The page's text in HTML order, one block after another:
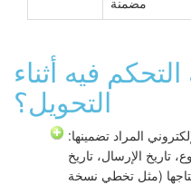
فيه أثناء
التحويل؟
المراد تضمينها:
تاريخ الإرسال، تاريخ
(مثل تخطي نسخة